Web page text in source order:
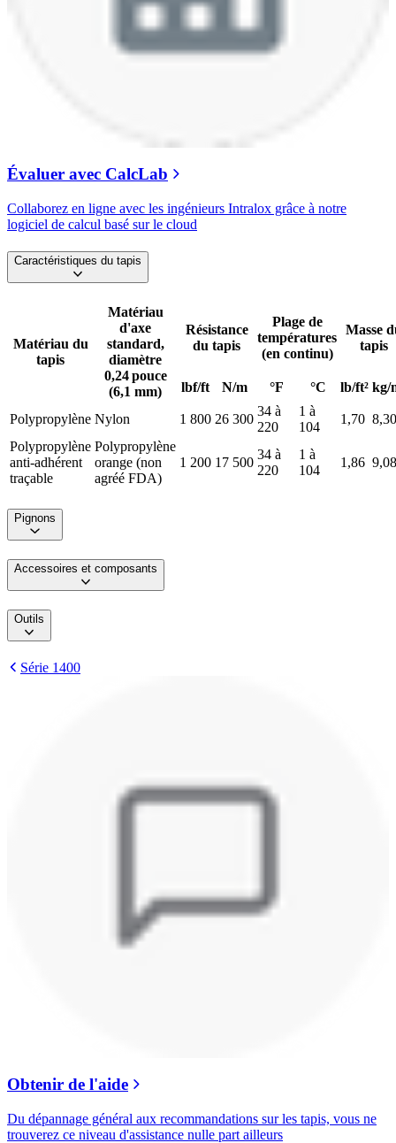
Évaluer avec CalcLab
Collaborez en ligne avec les ingénieurs Intralox grâce à notre
logiciel de calcul basé sur le cloud
Caractéristiques du tapis
Matériau du
tapis
Matériau
d'axe
standard,
diamètre
0,24 pouce
(6,1 mm)
Résistance
du tapis
Plage de
températures
(en continu)
Masse
tapis
lbf/ft N/m °F °C lb/ft² kg/
Polypropylène Nylon 1 800 26 300
34 à
220
1 à
104
1,70 8,30
Polypropylène
anti-adhérent
traçable
Polypropylène
orange (non
agréé FDA)
1 200 17 500
34 à
220
1 à
104
1,86 9,08
Pignons
Accessoires et composants
Outils
Série 1400
Obtenir de l'aide
Du dépannage général aux recommandations sur les tapis, vous ne
trouverez ce niveau d'assistance nulle part ailleurs